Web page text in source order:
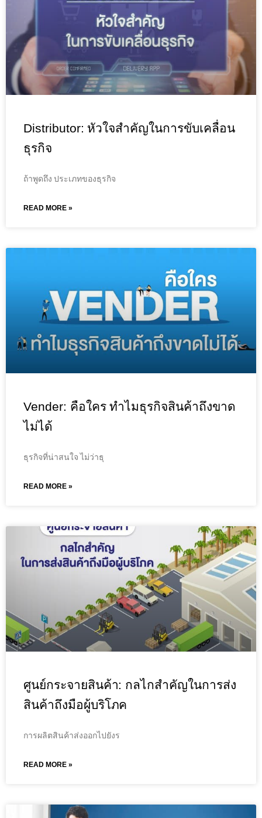
Distributor: หัวใจสำคัญในการขับเคลื่อน
ธุรกิจ
ถ้าพูดถึง ประเภทของธุรกิจ
READ MORE »
Vender: คือใคร ทำไมธุรกิจสินค้าถึงขาด
ไม่ได้
ธุรกิจที่น่าสนใจ ไม่ว่าธุ
READ MORE »
ศูนย์กระจายสินค้า: กลไกสำคัญในการส่ง
สินค้าถึงมือผู้บริโภค
การผลิตสินค้าส่งออกไปยังร
READ MORE »